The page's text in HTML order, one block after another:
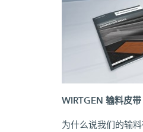
WIRTGEN 输料皮带
为什么说我们的输